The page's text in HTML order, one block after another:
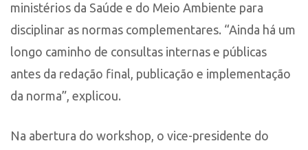
ministérios da Saúde e do Meio Ambiente para
disciplinar as normas complementares. “Ainda há um
longo caminho de consultas internas e públicas
antes da redação final, publicação e implementação
da norma”, explicou.
Na abertura do workshop, o vice-presidente do